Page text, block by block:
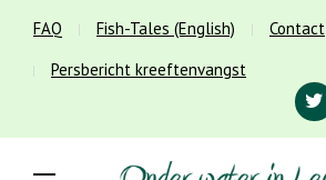
FAQ Fish-Tales (English) Contact
Persbericht kreeftenvangst